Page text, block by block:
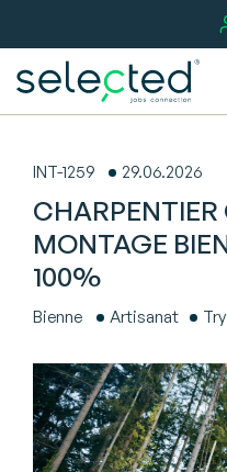
INT-1259 29.06.2026
CHARPENTIER
MONTAGE
100%
Bienne Artisanat